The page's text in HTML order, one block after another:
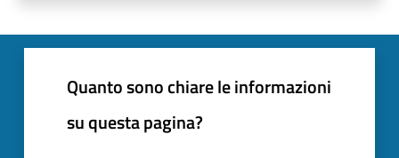
Quanto sono chiare le informazioni
su questa pagina?